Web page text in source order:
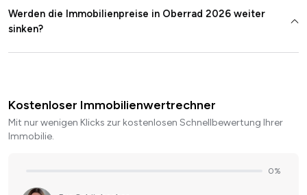
Werden die Immobilienpreise in Oberrad 2026 weiter
sinken?
Kostenloser Immobilienwertrechner
Mit nur wenigen Klicks zur kostenlosen Schnellbewertung Ihrer
Immobilie.